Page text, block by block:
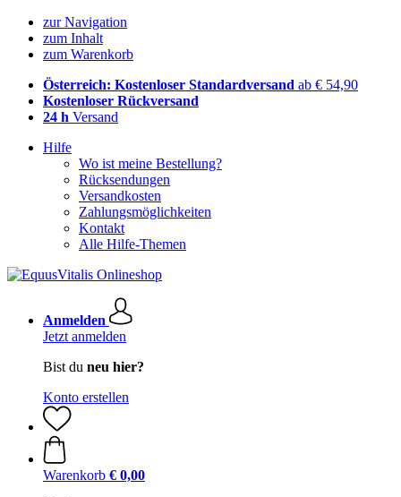
zur Navigation
zum Inhalt
zum Warenkorb
Österreich: Kostenloser Standardversand ab € 54,90
Kostenloser Rückversand
24 h Versand
Hilfe
Wo ist meine Bestellung?
Rücksendungen
Versandkosten
Zahlungsmöglichkeiten
Kontakt
Alle Hilfe-Themen
Anmelden
Jetzt anmelden
Bist du neu hier?
Konto erstellen
Warenkorb € 0,00